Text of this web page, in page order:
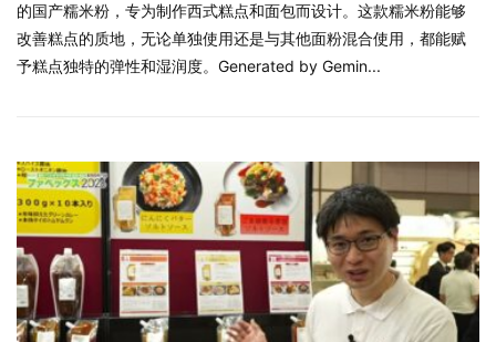
的国产糯米粉，专为制作西式糕点和面包而设计。这款糯米粉能够
改善糕点的质地，无论单独使用还是与其他面粉混合使用，都能赋
予糕点独特的弹性和湿润度。Generated by Gemin...